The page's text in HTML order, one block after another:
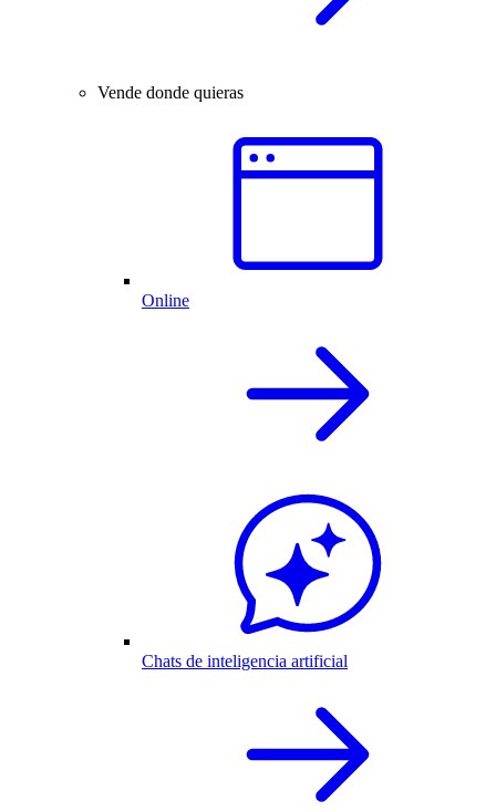
Vende donde quieras
Online
Chats de inteligencia artificial